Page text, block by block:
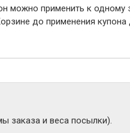
можно применить к одному
до применения
заказа и веса посылки).